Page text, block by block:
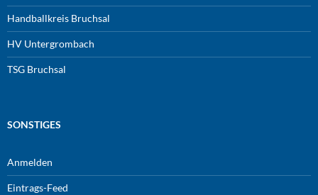
Handballkreis Bruchsal
HV Untergrombach
TSG Bruchsal
SONSTIGES
Anmelden
Eintrags-Feed